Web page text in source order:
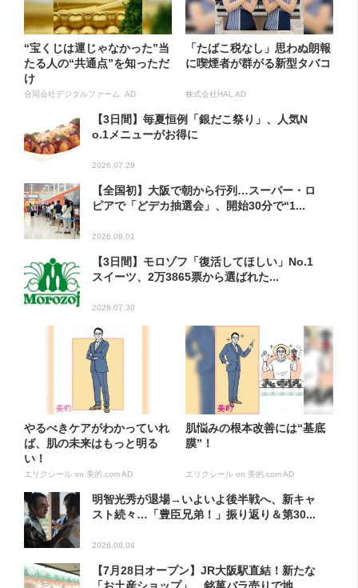
“宝くじは運じゃなかった”当
たる人の“共通点”を知っただ
け
合同会社デジタルファーム AD
「たばこ税なし」思わぬ朗報
に喫煙者が群がる新型タバコ
株式会社HAL AD
【3日間】毎夏恒例「銀だこ祭り」、人気N
o.1メニューがお得に
2026.07.29
【全国初】大阪で朝から行列…スーパー・ロ
ピアで「どデカ抽選会」、開始30分で“1...
2026.08.01
【3日間】モロゾフ「復活してほしい」No.1
スイーツ、2万3865票から選ばれた...
2026.07.30
やるべきケアがわかっていれ
ば、肌の未来はもっと明る
い！
エリクシール on 美的.com AD
肌悩みの根本改善には“基底
膜”！
エリクシール on 美的.com AD
明智光秀が退場→いよいよ後半戦へ、新キャ
スト続々…「豊臣兄弟！」振り返り＆第30...
2026.08.04
【7月28日オープン】JR大阪駅直結！新たな